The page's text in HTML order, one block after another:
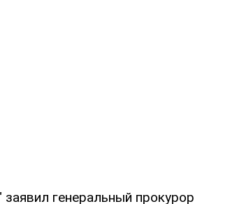
генеральный прокурор